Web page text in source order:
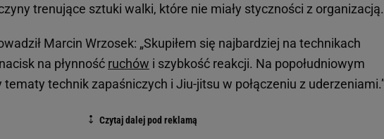
trenujące sztuki walki, które nie miały styczności z organizacją.
Marcin Wrzosek: „Skupiłem się najbardziej na technikach
na płynność ruchów i szybkość reakcji. Na popołudniowym
technik zapaśniczych i Jiu-jitsu w połączeniu z